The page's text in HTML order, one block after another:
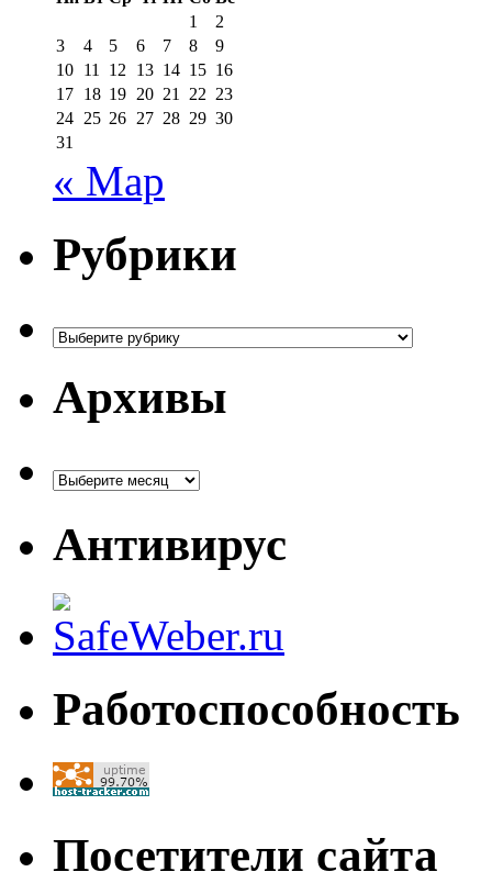
1
2
3
4 5 6 7 8
9
10 11 12 13 14 15 16
17 18 19 20 21 22 23
24 25 26 27 28 29 30
31
« Мар
Рубрики
Рубрики
Архивы
Антивирус
Работоспособность
Посетители сайта